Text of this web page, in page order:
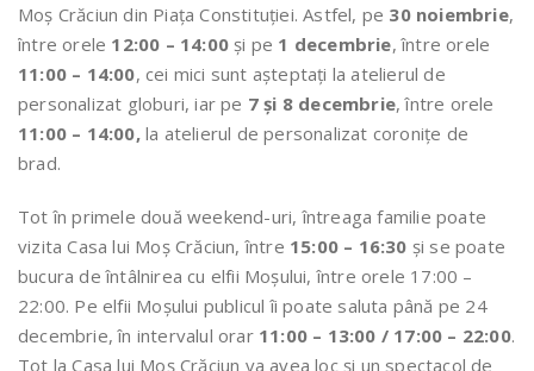
Moș Crăciun din Piața Constituției. Astfel, pe 30 noiembrie,
între orele 12:00 – 14:00 și pe 1 decembrie, între orele
11:00 – 14:00, cei mici sunt așteptați la atelierul de
personalizat globuri, iar pe 7 și 8 decembrie, între orele
11:00 – 14:00,la atelierul de personalizat coronițe de
brad.
Tot în primele două weekend-uri, întreaga familie poate
vizita Casa lui Moș Crăciun, între 15:00 – 16:30 și se poate
bucura de întâlnirea cu elfii Moșului, între orele 17:00 –
22:00. Pe elfii Moșului publicul îi poate saluta până pe 24
decembrie, în intervalul orar 11:00 – 13:00 / 17:00 – 22:00.
Tot la Casa lui Moș Crăciun va avea loc și un spectacol de